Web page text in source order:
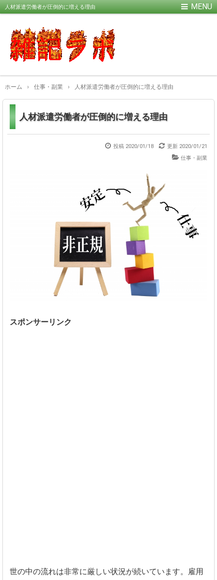
人材派遣労働者が圧倒的に増える理由
ホーム › 仕事・副業 › 人材派遣労働者が圧倒的に増える理由
人材派遣労働者が圧倒的に増える理由
投稿 2020/01/18 更新 2020/01/21
仕事・副業
スポンサーリンク
世の中の流れは非常に厳しい状況が続いています。雇用